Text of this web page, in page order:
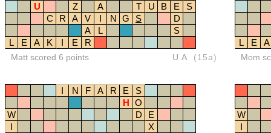
U
Z A T U B E
S
C
R A V I N G S
D
A
L
S
L
E A K I E R
Matt scored 6 points UA (15a)
L E A
Mom
I N F A R E
S
H O
W
D
E
I
X
W
I